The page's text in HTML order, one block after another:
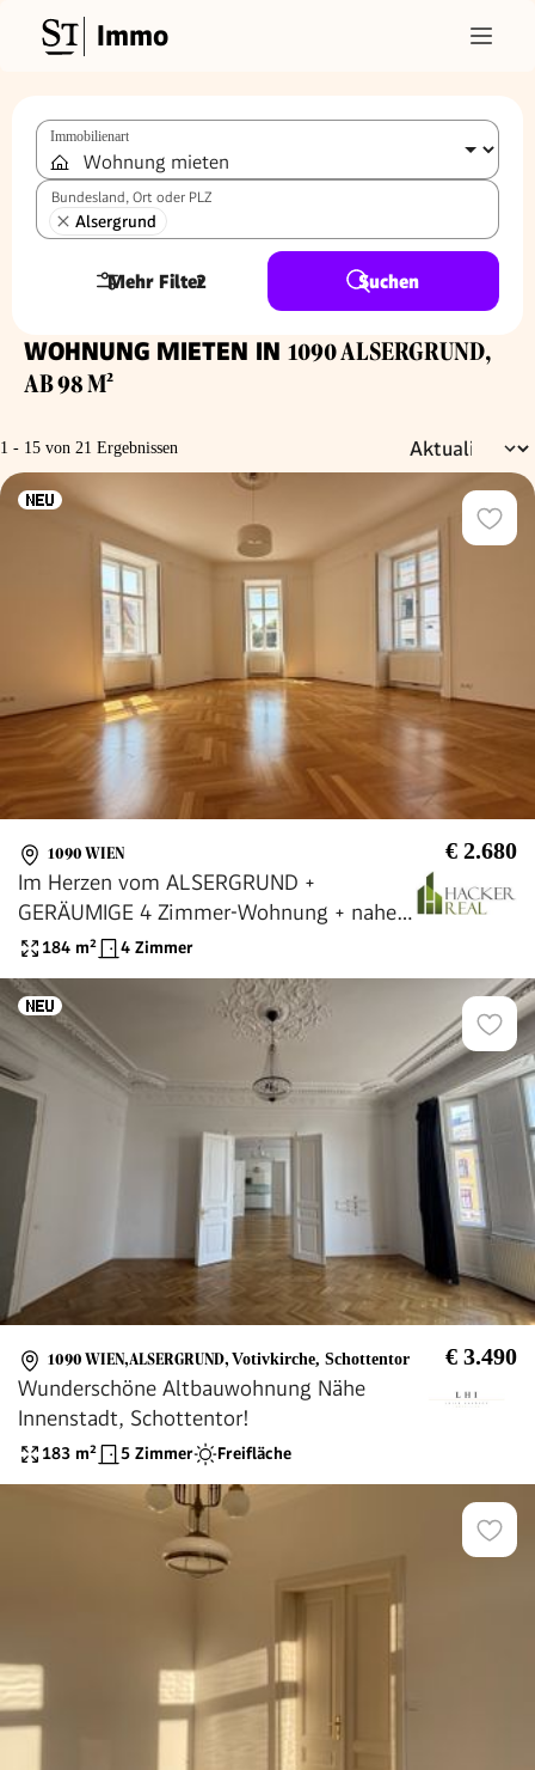
Immo
Immobilienart
Bundesland, Ort oder PLZ
Alsergrund
Mehr Filter
2 Suchen
WOHNUNG MIETEN IN 1090 ALSERGRUND,
AB 98 M²
1 - 15 von 21 Ergebnissen
1090 WIEN € 2.680
Im Herzen vom ALSERGRUND +
GERÄUMIGE 4 Zimmer-Wohnung + nahe
ARNE-KARLSSON-PARK!
184 m² 4 Zimmer
1090 WIEN,ALSERGRUND, Votivkirche, Schottentor € 3.490
Wunderschöne Altbauwohnung Nähe
Innenstadt, Schottentor!
183 m² 5 Zimmer Freifläche